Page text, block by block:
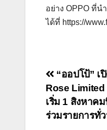
อย่าง OPPO ที่
ได้ที่ https://
Post
“ออปโป้” เ
Rose
เริ่ม 1 สิงหาค
ร่วมรายการทั่